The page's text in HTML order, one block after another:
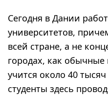
Сегодня в Дании
университетов,
всей стране, а не
городах, как
учится около 40
студенты здесь